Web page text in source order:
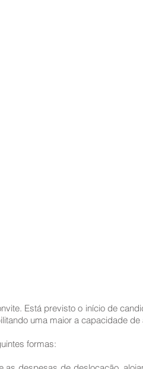
Está previsto o início de
uma maior a capacidade
formas: